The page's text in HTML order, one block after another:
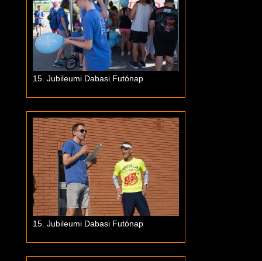
15. Jubileumi Dabasi Futónap
15. Jubileumi Dabasi Futónap